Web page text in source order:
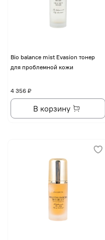
Bio balance mist Evasion тонер
для проблемной кожи
4 356 ₽
В корзину